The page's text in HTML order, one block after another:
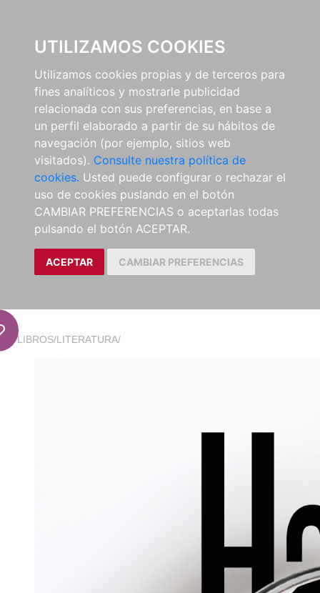
UTILIZAMOS COOKIES
Utilizamos cookies propias y de terceros para
fines analíticos y mostrarle publicidad
relacionada con sus preferencias, en base a
un perfil elaborado a partir de su hábitos de
navegación (por ejemplo, sitios web
visitados). Consulte nuestra política de
cookies. Usted puede configurar o rechazar el
uso de cookies puslando en el botón
CAMBIAR PREFERENCIAS o aceptarlas todas
pulsando el botón ACEPTAR.
ACEPTAR CAMBIAR PREFERENCIAS
LIBROS/LITERATURA/